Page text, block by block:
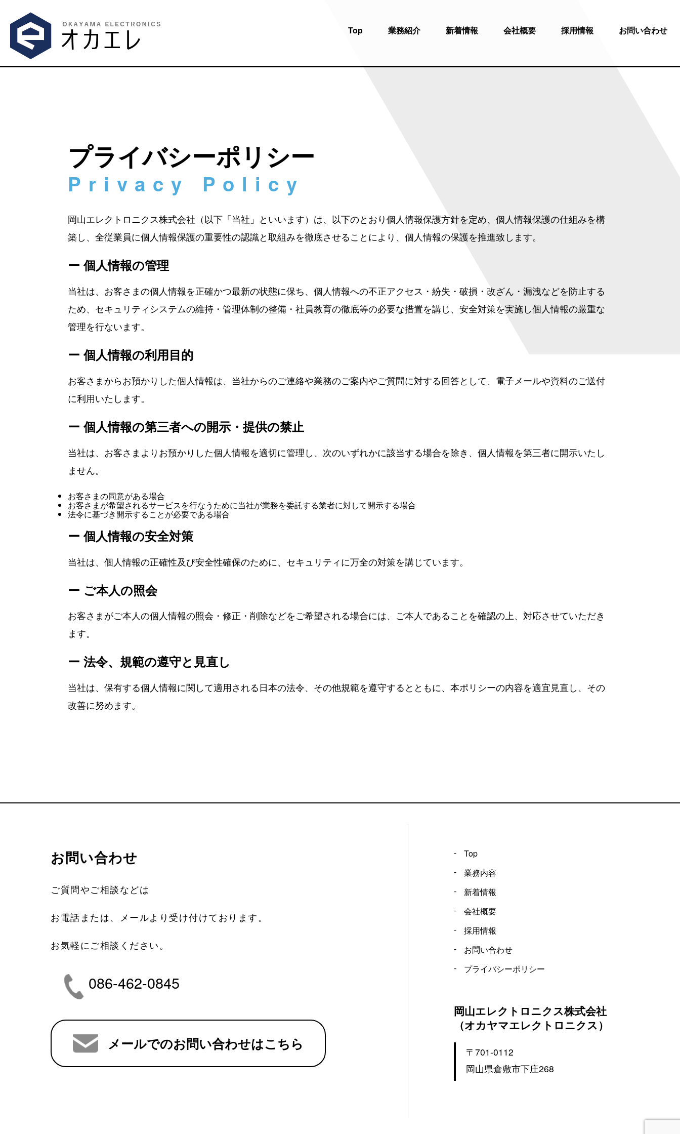
Top 業務紹介 新着情報 会社概要 採用情報 お問い合わせ
プライバシーポリシー
岡山エレクトロニクス株式会社（以下「当社」といいます）は、以下のとおり個人情報保護方針を定め、個人情報保護の仕組みを構
築し、全従業員に個人情報保護の重要性の認識と取組みを徹底させることにより、個人情報の保護を推進致します。
ー 個人情報の管理
当社は、お客さまの個人情報を正確かつ最新の状態に保ち、個人情報への不正アクセス・紛失・破損・改ざん・漏洩などを防止する
ため、セキュリティシステムの維持・管理体制の整備・社員教育の徹底等の必要な措置を講じ、安全対策を実施し個人情報の厳重な
管理を行ないます。
ー 個人情報の利用目的
お客さまからお預かりした個人情報は、当社からのご連絡や業務のご案内やご質問に対する回答として、電子メールや資料のご送付
に利用いたします。
ー 個人情報の第三者への開示・提供の禁止
当社は、お客さまよりお預かりした個人情報を適切に管理し、次のいずれかに該当する場合を除き、個人情報を第三者に開示いたし
ません。
お客さまの同意がある場合
お客さまが希望されるサービスを行なうために当社が業務を委託する業者に対して開示する場合
法令に基づき開示することが必要である場合
ー 個人情報の安全対策
当社は、個人情報の正確性及び安全性確保のために、セキュリティに万全の対策を講じています。
ー ご本人の照会
お客さまがご本人の個人情報の照会・修正・削除などをご希望される場合には、ご本人であることを確認の上、対応させていただき
ます。
ー 法令、規範の遵守と見直し
当社は、保有する個人情報に関して適用される日本の法令、その他規範を遵守するとともに、本ポリシーの内容を適宜見直し、その
改善に努めます。
お問い合わせ
ご質問やご相談などは
お電話または、メールより受け付けております。
お気軽にご相談ください。
086-462-0845
メールでのお問い合わせはこちら
Top
業務内容
新着情報
会社概要
採用情報
お問い合わせ
プライバシーポリシー
岡山エレクトロニクス株式会社
（オカヤマエレクトロニクス）
〒701-0112
岡山県倉敷市下庄268